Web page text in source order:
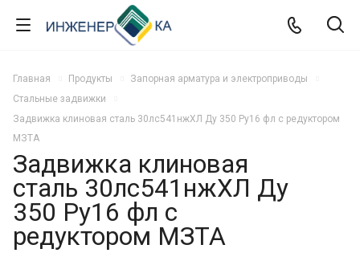
Главная Продукты
Запорная арматура и электроприводы
Стальные задвижки
Задвижка клиновая сталь 30лс541нжХЛ Ду 350 Ру16 фл с редуктором
МЗТА
Задвижка клиновая
сталь 30лс541нжХЛ Ду
350 Ру16 фл с
редуктором МЗТА